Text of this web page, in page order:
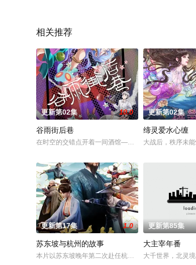
相关推荐
更新第02集 10.0
谷雨街后巷
在时空的交错点开着一间酒馆——谷雨街后巷。 无论城
更新第02集
缔灵爱水心缠
大战后，秩序未
更新第17集 1.0
苏东坡与杭州的故事
本片以苏东坡晚年第二次赴任杭州，与老友佛印（一
更新第85集
大主宰年番
大千世界，北灵